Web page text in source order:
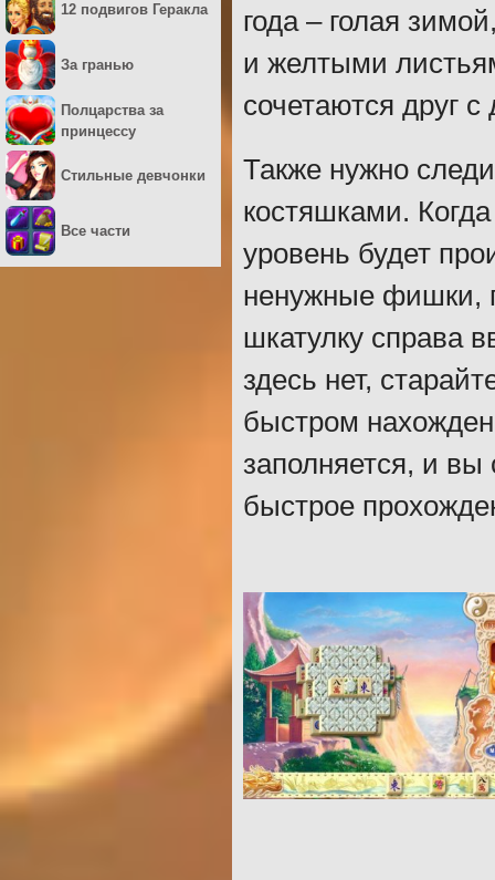
года – голая
и желтыми
сочетаются друг с
Также нужно
костяшками.
уровень будет
ненужные фишки,
шкатулку справа
здесь нет,
быстром
заполняется, и вы
быстрое
12 подвигов Геракла
За гранью
Полцарства за
принцессу
Стильные девчонки
Все части